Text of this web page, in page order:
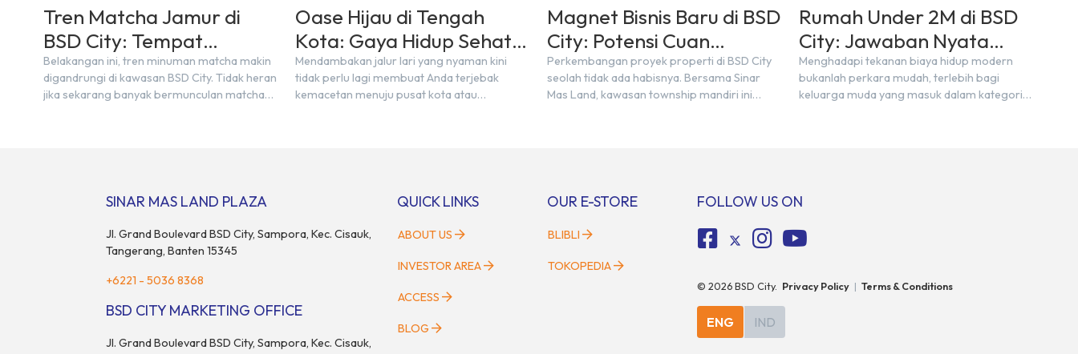
Tren Matcha Jamur di
BSD City: Tempat
Nongkrong Estetik Dekat
Hunian
Belakangan ini, tren minuman matcha makin
digandrungi di kawasan BSD City. Tidak heran
jika sekarang banyak bermunculan matcha
hits ini tersebar di lokasi-lokasi strategis yang
Oase Hijau di Tengah
Kota: Gaya Hidup Sehat
Urban di BSD City
Mendambakan jalur lari yang nyaman kini
tidak perlu lagi membuat Anda terjebak
kemacetan menuju pusat kota atau
bertransformasi menjadi area hunian
modern yang sangat mendukung […]
Magnet Bisnis Baru di BSD
City: Potensi Cuan
Maksimal Selangkah dari
Stasiun
Perkembangan proyek properti di BSD City
seolah tidak ada habisnya. Bersama Sinar
Mas Land, kawasan township mandiri ini
strategis. Letaknya menempel langsung
Rumah Under 2M di BSD
City: Jawaban Nyata
untuk Kebutuhan
Generasi Sandwich
Menghadapi tekanan biaya hidup modern
bukanlah perkara mudah, terlebih bagi
keluarga muda yang masuk dalam kategori
Fenomena urban ini kian marak di kota-kota
SINAR MAS LAND PLAZA
Jl. Grand Boulevard BSD City, Sampora, Kec. Cisauk,
Tangerang, Banten 15345
+6221 - 5036 8368
BSD CITY MARKETING OFFICE
Jl. Grand Boulevard BSD City, Sampora, Kec. Cisauk,
QUICK LINKS
ABOUT US
INVESTOR AREA
ACCESS
BLOG
OUR E-STORE
BLIBLI
TOKOPEDIA
FOLLOW US ON
© 2026BSD City. Privacy Policy | Terms & Conditions
ENG IND